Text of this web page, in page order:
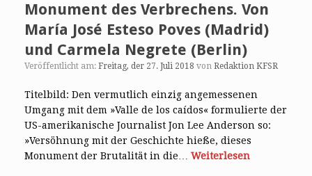
Monument des Verbrechens. Von
María José Esteso Poves (Madrid)
und Carmela Negrete (Berlin)
Veröffentlicht am: Freitag, der 27. Juli 2018 von Redaktion KFSR
Titelbild: Den vermutlich einzig angemessenen
Umgang mit dem »Valle de los caídos« formulierte der
US-amerikanische Journalist Jon Lee Anderson so:
»Versöhnung mit der Geschichte hieße, dieses
Monument der Brutalität in die… Weiterlesen